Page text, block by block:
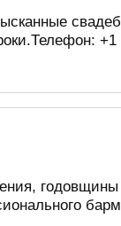
+1
годовщины